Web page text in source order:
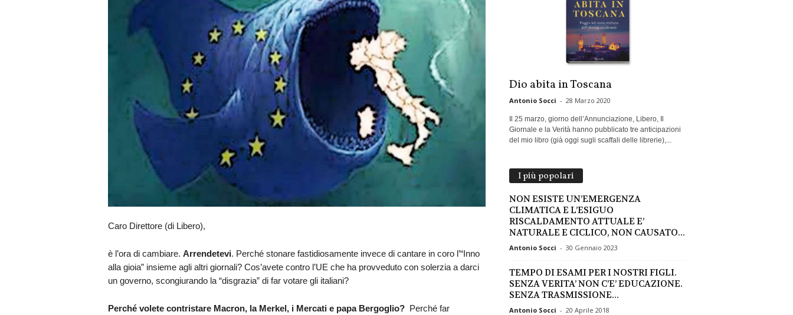
Caro Direttore (di Libero),
è l’ora di cambiare. Arrendetevi. Perché stonare fastidiosamente invece di cantare in coro l’“Inno
alla gioia” insieme agli altri giornali? Cos’avete contro l’UE che ha provveduto con solerzia a darci
un governo, scongiurando la “disgrazia” di far votare gli italiani?
Perché volete contristare Macron, la Merkel, i Mercati e papa Bergoglio?Perché far
Dio abita in Toscana
Antonio Socci - 28 Marzo 2020
Il 25 marzo, giorno dell’Annunciazione, Libero, Il
Giornale e la Verità hanno pubblicato tre anticipazioni
del mio libro (già oggi sugli scaffali delle librerie),...
I più popolari
NON ESISTE UN’EMERGENZA
CLIMATICA E L’ESIGUO
RISCALDAMENTO ATTUALE E’
NATURALE E CICLICO, NON CAUSATO...
Antonio Socci - 30 Gennaio 2023
TEMPO DI ESAMI PER I NOSTRI FIGLI.
SENZA VERITA’ NON C’E’ EDUCAZIONE.
SENZA TRASMISSIONE...
Antonio Socci - 20 Aprile 2018